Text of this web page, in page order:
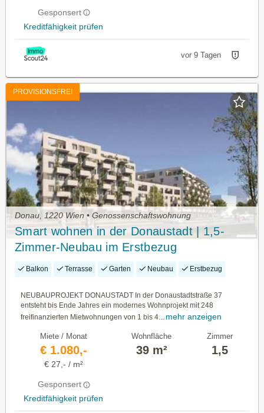
Gesponsert
Kreditfähigkeit prüfen
vor 9 Tagen
PROVISIONSFREI
Donau, 1220 Wien • Genossenschaftswohnung
Smart wohnen in der Donaustadt | 1,5-
Zimmer-Neubau im Erstbezug
Balkon Terrasse Garten Neubau Erstbezug
NEUBAUPROJEKT DONAUSTADT In der Donaustadtstraße 37
entsteht bis Ende Jahres ein modernes Wohnprojekt mit 248
freifinanzierten Mietwohnungen von 1 bis 4... mehr anzeigen
Miete / Monat
€ 1.080,-
€ 27,- / m²
Gesponsert
Kreditfähigkeit prüfen
Wohnfläche
39 m²
Zimmer
1,5